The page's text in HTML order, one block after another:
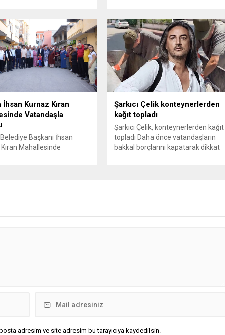
(zararı rücu ettirme)
genişletirken, orijinal parça
yaş sınırını kaldırıyor
kaybı ödemelerinde hak
başvuru şartını otomatik
Hazine
bağlı ilgili
Silivri Belediye Başkanı Bora
Balcıoğlu, belediye bürokratları ve
bazı iş insanlarının da bulunduğu
çok sayıda kişi hakkında gözaltı
kararı uygulandı. Emniyet güçlerinin
belediye binasındaki teknik
inceleme ve arama çalışmaları
devam ediyor. İstanbul’da...
İhsan Kurnaz Kıran
Vatandaşla
Başkanı İhsan
Mahallesinde
Kıran Mahallesini
Şarkıcı Çelik konteynerlerden
kağıt topladı
Şarkıcı Çelik, konteynerlerden kağıt
topladı Daha önce vatandaşların
bakkal borçlarını kapatarak dikkat
konteynerlerden kağıt topladı. Ünlü
adresim ve site adresim bu tarayıcıya kaydedilsin.